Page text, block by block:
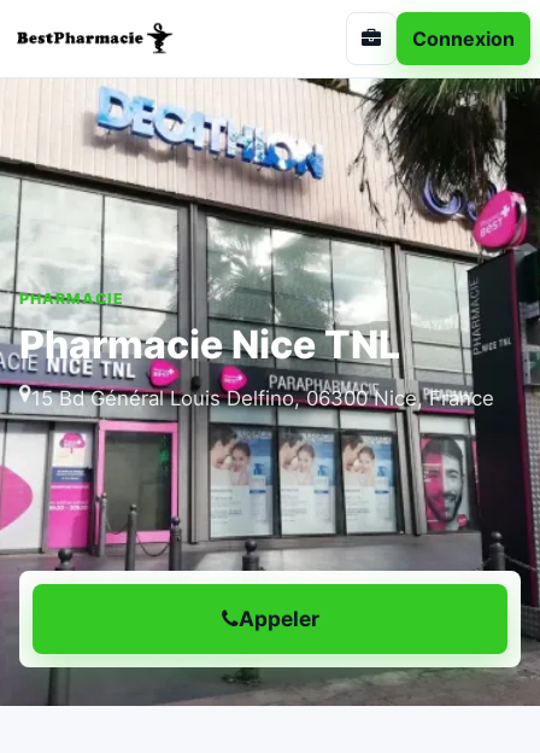
Connexion
PHARMACIE
Pharmacie Nice TNL
15 Bd Général Louis Delfino, 06300 Nice, France
Appeler